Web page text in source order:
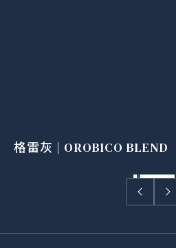
格雷灰 | OROBICO BLEND